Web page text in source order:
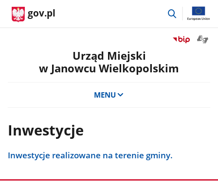
gov.pl
przejdź
Przejdź
Biuletyn
Urząd Miejski
w Janowcu Wielkopolskim
MENU
Inwestycje
Inwestycje realizowane na terenie gminy.